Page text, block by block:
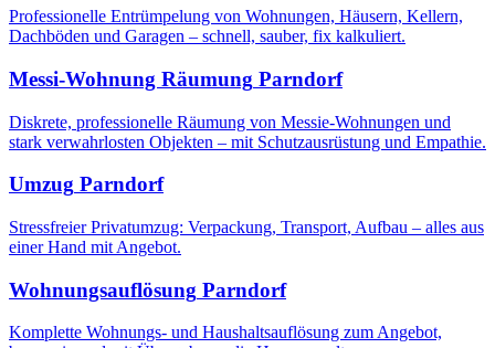
Professionelle Entrümpelung von Wohnungen, Häusern, Kellern,
Dachböden und Garagen – schnell, sauber, fix kalkuliert.
Messi-Wohnung Räumung Parndorf
Diskrete, professionelle Räumung von Messie-Wohnungen und
stark verwahrlosten Objekten – mit Schutzausrüstung und Empathie.
Umzug Parndorf
Stressfreier Privatumzug: Verpackung, Transport, Aufbau – alles aus
einer Hand mit Angebot.
Wohnungsauflösung Parndorf
Komplette Wohnungs- und Haushaltsauflösung zum Angebot,